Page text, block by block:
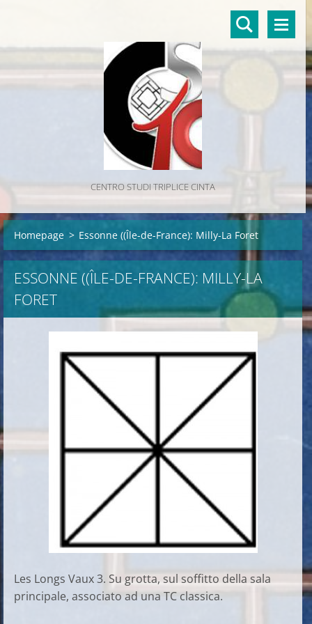
CENTRO STUDI TRIPLICE CINTA
Homepage > Essonne ((Île-de-France): Milly-La Foret
ESSONNE ((ÎLE-DE-FRANCE): MILLY-LA
FORET
Les Longs Vaux 3. Su grotta, sul soffitto della sala
principale, associato ad una TC classica.